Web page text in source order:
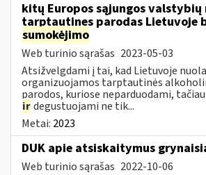
kitų Europos sąjungos valstybių
tarptautines parodas Lietuvoje
sumokėjimo
Web turinio sąrašas 2023-05-03
Atsižvelgdami į tai, kad Lietuvoje
organizuojamos tarptautinės
parodos, kuriose neparduodami,
irdegustuojami ne tik...
Metai: 2023
DUK apie atsiskaitymus
Web turinio sąrašas 2022-10-06